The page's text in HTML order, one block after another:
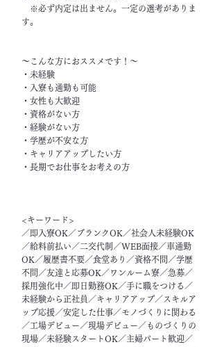
※必ず内定は出ません。一定の選考がありま
す。
～こんな方におススメです！～
・未経験
・入寮も通勤も可能
・女性も大歓迎
・資格がない方
・経験がない方
・学歴が不安な方
・キャリアアップしたい方
・長期でお仕事をお考えの方
<キーワード>
／即入寮OK／ブランクOK／社会人未経験OK
／給料前払い／二交代制／WEB面接／車通勤
OK／履歴書不要／食堂あり／資格不問／学歴
不問／友達と応募OK／ワンルーム寮／急募／
採用強化中／即日勤務OK／手に職をつける／
未経験から正社員／キャリアアップ／スキルア
ップ応援／安定した仕事／モノづくりに関わる
／工場デビュー／現場デビュー／ものづくりの
現場／未経験スタートOK／主婦パート歓迎／